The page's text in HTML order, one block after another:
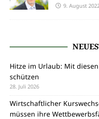
9. August
Hitze im Urlaub: Mit
schützen
28. Juli 2026
Wirtschaftlicher
müssen ihre